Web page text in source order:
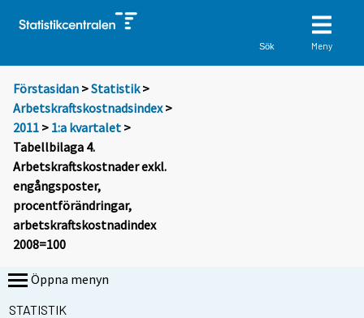
Sök Meny
Förstasidan >Statistik >
Arbetskraftskostnadsindex>
2011 > 1:a kvartalet >
Tabellbilaga 4.
Arbetskraftskostnader exkl.
engångsposter,
procentförändringar,
arbetskraftskostnadindex
2008=100
Öppna menyn
STATISTIK